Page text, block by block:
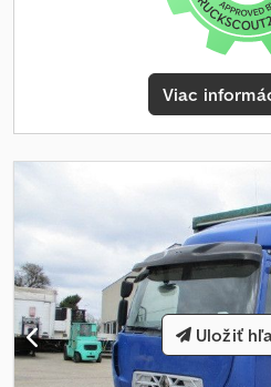
1500kg | Elektrické okná,
uzávierka diferenciálu | Pneumatiky:
vozidlo | Nakladacie rozmery:
Zmena, zadávacie chyby a
Dedpezmxpzofx Ah Uock
Viac
Uložiť